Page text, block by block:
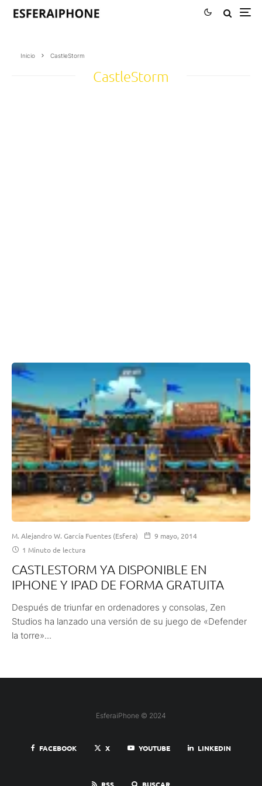
Inicio CastleStorm
CastleStorm
M. Alejandro W. García Fuentes (Esfera)
9 mayo, 2014
1 Minuto de lectura
CASTLESTORM YA DISPONIBLE EN
IPHONE Y IPAD DE FORMA GRATUITA
Después de triunfar en ordenadores y consolas, Zen
Studios ha lanzado una versión de su juego de «Defender
la torre»...
EsferaiPhone © 2024
FACEBOOK X YOUTUBE LINKEDIN
RSS BUSCAR